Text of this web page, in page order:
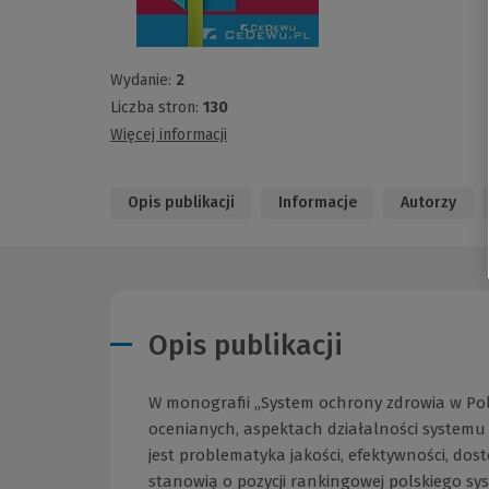
Wydanie: 2
Liczba stron: 130
Więcej informacji
Opis publikacji Informacje Autorzy
Opis publikacji
W monografii „System ochrony zdrowia w
ocenianych, aspektach działalności
jest problematyka jakości, efektywności,
stanowią o pozycji rankingowej polskiego